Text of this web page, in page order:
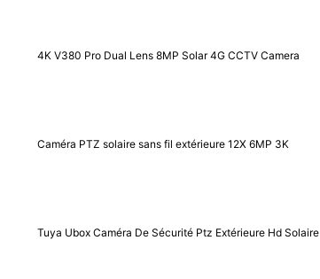
4K V380 Pro Dual Lens 8MP Solar 4G CCTV Camera
Caméra PTZ solaire sans fil extérieure 12X 6MP 3K
Tuya Ubox Caméra De Sécurité Ptz Extérieure Hd Solaire